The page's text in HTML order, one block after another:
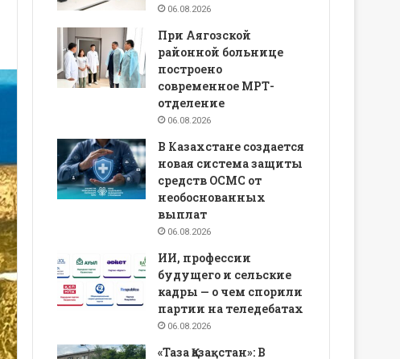
06.08.2026
При Аягозской
районной больнице
построено
современное МРТ-
отделение
06.08.2026
В Казахстане создается
новая система защиты
средств ОСМС от
необоснованных
выплат
06.08.2026
ИИ, профессии
будущего и сельские
кадры — о чем спорили
партии на теледебатах
06.08.2026
«Таза Қазақстан»: В